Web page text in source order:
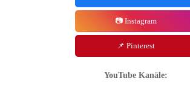
📷 Instagram
📌 Pinterest
YouTube Kanäle: